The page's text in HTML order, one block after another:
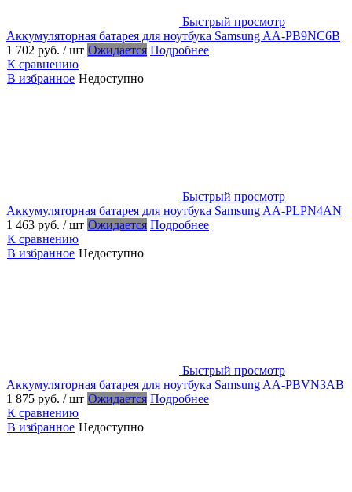
Быстрый просмотр
Аккумуляторная батарея для ноутбука Samsung AA-PB9NC6B
1 702 руб. / шт Ожидается Подробнее
К сравнению
В избранное Недоступно
Быстрый просмотр
Аккумуляторная батарея для ноутбука Samsung AA-PLPN4AN
1 463 руб. / шт Ожидается Подробнее
К сравнению
В избранное Недоступно
Быстрый просмотр
Аккумуляторная батарея для ноутбука Samsung AA-PBVN3AB
1 875 руб. / шт Ожидается Подробнее
К сравнению
В избранное Недоступно